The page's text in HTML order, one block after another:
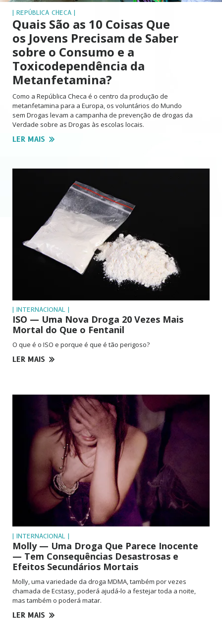
| REPÚBLICA CHECA |
Quais São as 10 Coisas Que
os Jovens Precisam de Saber
sobre o Consumo e a
Toxicodependência da
Metanfetamina?
Como a República Checa é o centro da produção de
metanfetamina para a Europa, os voluntários do Mundo
sem Drogas levam a campanha de prevenção de drogas da
Verdade sobre as Drogas às escolas locais.
LER MAIS
| INTERNACIONAL |
ISO — Uma Nova Droga 20 Vezes Mais
Mortal do Que o Fentanil
O que é o ISO e porque é que é tão perigoso?
LER MAIS
| INTERNACIONAL |
Molly — Uma Droga Que Parece Inocente
— Tem Consequências Desastrosas e
Efeitos Secundários Mortais
Molly, uma variedade da droga MDMA, também por vezes
chamada de Ecstasy, poderá ajudá‑lo a festejar toda a noite,
mas também o poderá matar.
LER MAIS